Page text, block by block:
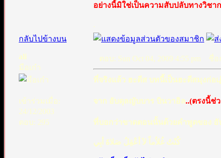
อย่างนี้มิใช่เป็นความสับปลับทางวิชา
.
กลับไปข้างบน
ali
มือเก๋า
เข้าร่วมเมื่อ:
24/12/2003
ตอบ: 295
ตอบ: Sun Oct 04, 2009 4:55 pm ชื่อ
ที่จริงแล้ว ฮะดีส บทนี้เป็นฮะดีสมุงก่อ
จาก อับดุลญับบาร บินวาอิล..(ตรงนี้ช่
ที่บอกว่าขาดตอนนั้นด้วยคำพูดของ อั
كُنْتُ غُلاُماً لاَ أعْقِلُ صَلاةَ أبِي